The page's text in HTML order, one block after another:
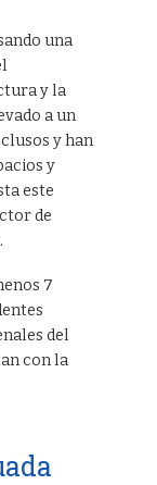
una
y la
a un
y han
y
este
de
7
del
con la